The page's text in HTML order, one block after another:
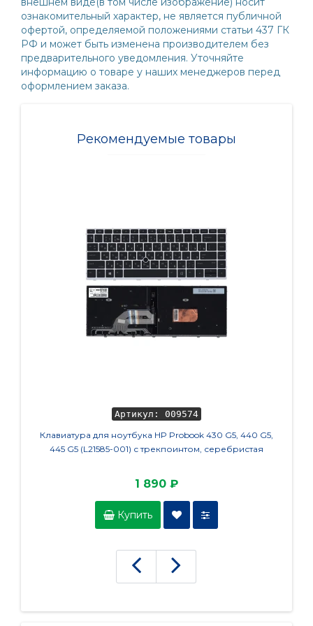
ознакомительный характер, не является публичной
офертой, определяемой положениями статьи 437 ГК
РФ и может быть изменена производителем без
предварительного уведомления. Уточняйте
информацию о товаре у наших менеджеров перед
оформлением заказа.
Рекомендуемые товары
Артикул: 009574
Клавиатура для ноутбука HP Probook 430 G5, 440 G5,
445 G5 (L21585-001) с трекпоинтом, серебристая
1 890 ₽
Купить